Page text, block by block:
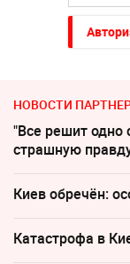
НОВОСТИ
"Все решит одно
страшную
Киев обречён:
Катастрофа в